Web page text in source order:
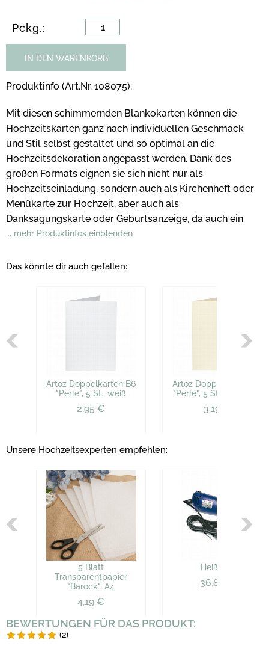
Pckg.:
IN DEN WARENKORB
Produktinfo (Art.Nr. 108075):
Mit diesen schimmernden Blankokarten können die
Hochzeitskarten ganz nach individuellen Geschmack
und Stil selbst gestaltet und so optimal an die
Hochzeitsdekoration angepasst werden. Dank des
großen Formats eignen sie sich nicht nur als
Hochzeitseinladung, sondern auch als Kirchenheft oder
Menükarte zur Hochzeit, aber auch als
Danksagungskarte oder Geburtsanzeige, da auch ein
... mehr Produktinfos einblenden
Das könnte dir auch gefallen:
Artoz Doppelkarten B6
"Perle", 5 St., weiß
2,95 €
Artoz Doppelkarten B6
"Perle", 5 St., elfenbein
3,19 €
Unsere Hochzeitsexperten empfehlen:
5 Blatt
Transparentpapier
"Barock", A4
4,19 €
Heißluftgerät
36,83 €
BEWERTUNGEN FÜR DAS PRODUKT:
(2)